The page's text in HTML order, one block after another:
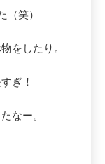
（笑）
をしたり。
ぎ！
なー。